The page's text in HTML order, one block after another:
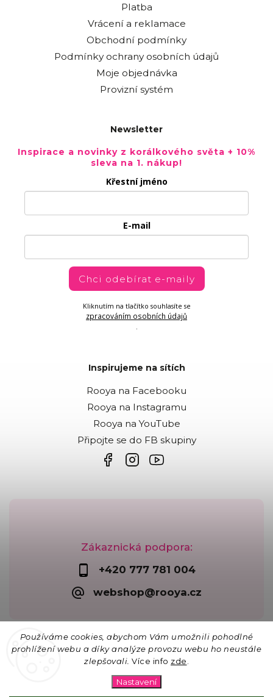
Používáme cookies, abychom Vám umožnili pohodlné
prohlížení webu a díky analýze provozu webu ho neustále
zlepšovali. Více info zde
Nastavení
Zákaznická podpora:
+420 777 781 004
webshop@rooya.cz
Platba
Vrácení a reklamace
Obchodní podmínky
Podmínky ochrany osobních údajů
Moje objednávka
Provizní systém
Newsletter
Inspirace a novinky z korálkového světa + 10%
sleva na 1. nákup!
Křestní jméno
E-mail
Chci odebírat e-maily
Kliknutím na tlačítko souhlasíte se
zpracováním osobních údajů
.
Inspirujeme na sítích
Rooya na Facebooku
Rooya na Instagramu
Rooya na YouTube
Připojte se do FB skupiny
vyhrazena.
Upravit nastavení cookies